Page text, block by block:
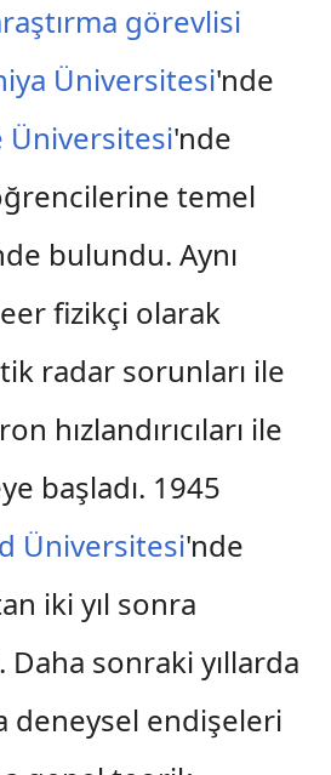
görevlisi
Üniversitesi'nde
Üniversitesi'nde
temel
bulundu. Aynı
fizikçi olarak
radar sorunları ile
hızlandırıcıları ile
başladı. 1945
Üniversitesi'nde
iki yıl sonra
sonraki yıllarda
deneysel endişeleri